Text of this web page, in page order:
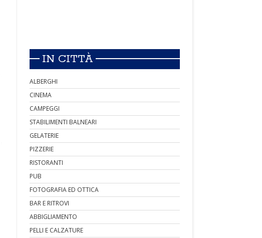
IN CITTÀ
ALBERGHI
CINEMA
CAMPEGGI
STABILIMENTI BALNEARI
GELATERIE
PIZZERIE
RISTORANTI
PUB
FOTOGRAFIA ED OTTICA
BAR E RITROVI
ABBIGLIAMENTO
PELLI E CALZATURE